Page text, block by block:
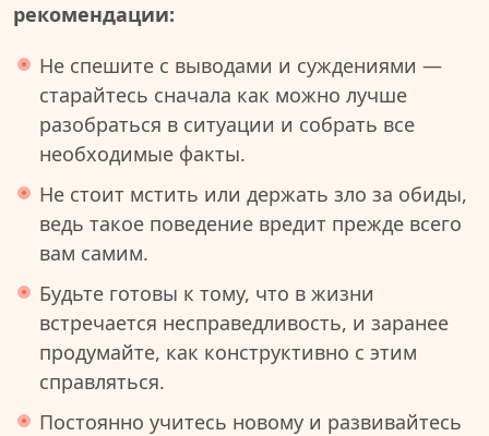
рекомендации:
Не спешите с выводами и суждениями —
старайтесь сначала как можно лучше
разобраться в ситуации и собрать все
необходимые факты.
Не стоит мстить или держать зло за обиды,
ведь такое поведение вредит прежде всего
вам самим.
Будьте готовы к тому, что в жизни
встречается несправедливость, и заранее
продумайте, как конструктивно с этим
справляться.
Постоянно учитесь новому и развивайтесь